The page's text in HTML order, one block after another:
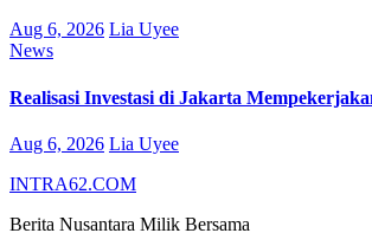
Aug 6, 2026 Lia Uyee
News
Realisasi Investasi di Jakarta
Aug 6, 2026 Lia Uyee
INTRA62.COM
Berita Nusantara Milik Bersama